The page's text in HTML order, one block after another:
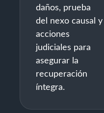
daños, prueba
del nexo causal y
acciones
judiciales para
asegurar la
recuperación
íntegra.